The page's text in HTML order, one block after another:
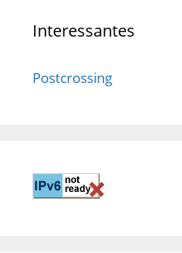
Interessantes
Postcrossing